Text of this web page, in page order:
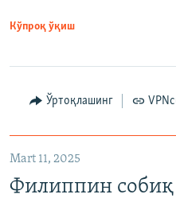
Кўпроқ ўқиш
Ўртоқлашинг
Mart 11, 2025
Филиппин